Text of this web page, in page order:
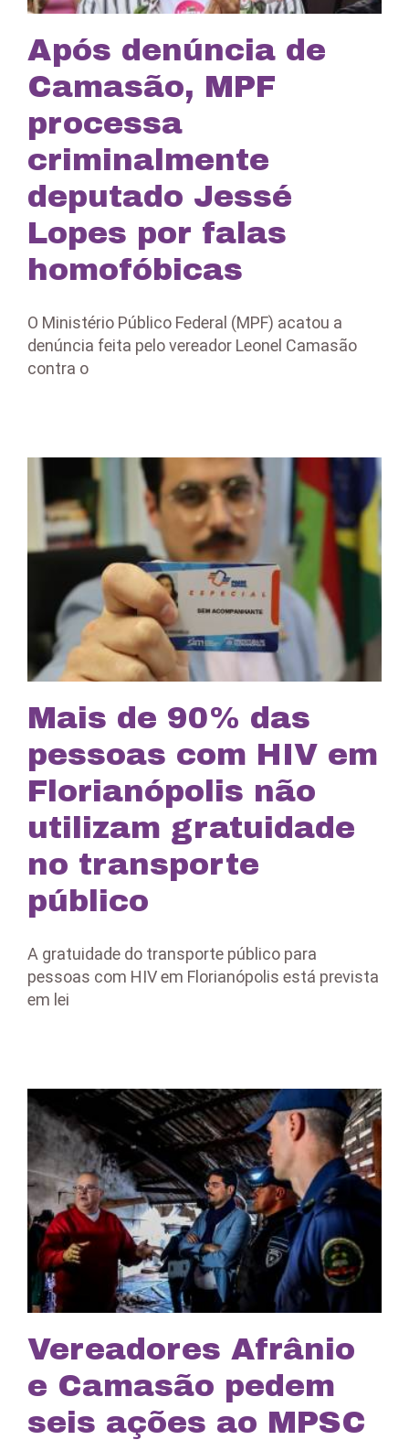
Após denúncia de
Camasão, MPF
processa
criminalmente
deputado Jessé
Lopes por falas
homofóbicas
O Ministério Público Federal (MPF) acatou a
denúncia feita pelo vereador Leonel Camasão
contra o
Mais de 90% das
pessoas com HIV em
Florianópolis não
utilizam gratuidade
no transporte
público
A gratuidade do transporte público para
pessoas com HIV em Florianópolis está prevista
em lei
Vereadores Afrânio
e Camasão pedem
seis ações ao MPSC